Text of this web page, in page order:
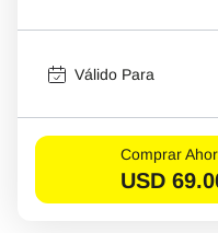
Válido Para
Comprar
USD